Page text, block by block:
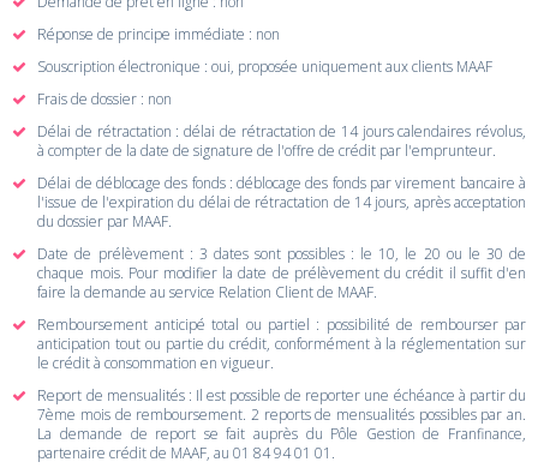
Réponse de principe immédiate : non
Souscription électronique : oui, proposée uniquement aux clients MAAF
Frais de dossier : non
Délai de rétractation : délai de rétractation de 14 jours calendaires révolus,
à compter de la date de signature de l'offre de crédit par l'emprunteur.
Délai de déblocage des fonds : déblocage des fonds par virement bancaire à
l'issue de l'expiration du délai de rétractation de 14 jours, après acceptation
du dossier par MAAF.
Date de prélèvement : 3 dates sont possibles : le 10, le 20 ou le 30 de
chaque mois. Pour modifier la date de prélèvement du crédit il suffit d'en
faire la demande au service Relation Client de MAAF.
Remboursement anticipé total ou partiel : possibilité de rembourser par
anticipation tout ou partie du crédit, conformément à la réglementation sur
le crédit à consommation en vigueur.
Report de mensualités : Il est possible de reporter une échéance à partir du
7ème mois de remboursement. 2 reports de mensualités possibles par an.
La demande de report se fait auprès du Pôle Gestion de Franfinance,
partenaire crédit de MAAF, au 01 84 94 01 01.